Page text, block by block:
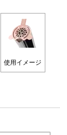
使用イメージ